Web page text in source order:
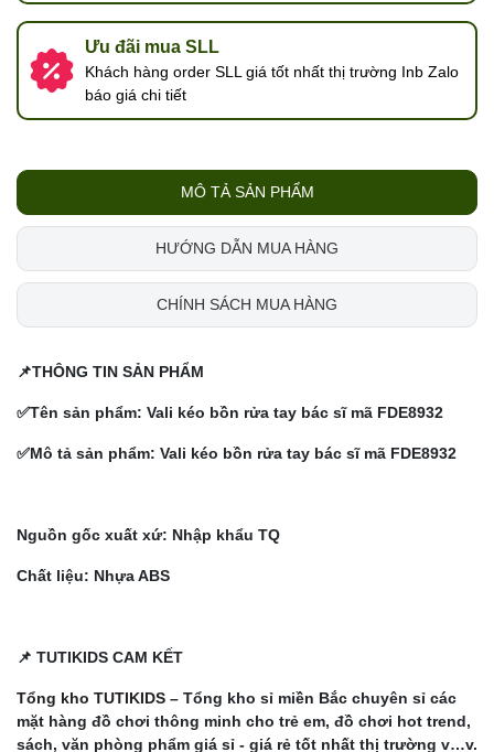
Ưu đãi mua SLL
Khách hàng order SLL giá tốt nhất thị trường Inb Zalo
báo giá chi tiết
MÔ TẢ SẢN PHẨM
HƯỚNG DẪN MUA HÀNG
CHÍNH SÁCH MUA HÀNG
📌THÔNG TIN SẢN PHẨM
✅Tên sản phẩm: Vali kéo bồn rửa tay bác sĩ mã FDE8932
✅Mô tả sản phẩm: Vali kéo bồn rửa tay bác sĩ mã FDE8932
Nguồn gốc xuất xứ: Nhập khẩu TQ
Chất liệu: Nhựa ABS
📌 TUTIKIDS CAM KẾT
Tổng kho TUTIKIDS – Tổng kho sỉ miền Bắc chuyên sỉ các
mặt hàng đồ chơi thông minh cho trẻ em, đồ chơi hot trend,
sách, văn phòng phẩm giá sỉ - giá rẻ tốt nhất thị trường v…v.